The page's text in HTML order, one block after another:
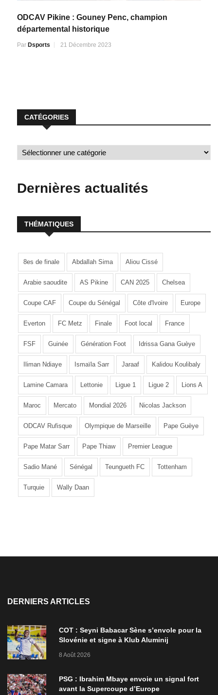
ODCAV Pikine : Gouney Penc, champion
départemental historique
Par Dsports 21 Décembre 2023
CATÉGORIES
Dernières actualités
THÉMATIQUES
8es de finale Abdallah Sima Aliou Cissé
Arabie saoudite AS Pikine CAN 2025 Chelsea
Coupe CAF Coupe du Sénégal Côte d'Ivoire Europe
Everton FC Metz Finale Foot local France
FSF Guinée Génération Foot Idrissa Gana Guèye
Iliman Ndiaye Ismaïla Sarr Jaraaf Kalidou Koulibaly
Lamine Camara Lettonie Ligue 1 Ligue 2 Lions A
Maroc Mercato Mondial 2026 Nicolas Jackson
ODCAV Rufisque Olympique de Marseille Pape Guèye
Pape Matar Sarr Pape Thiaw Premier League
Sadio Mané Sénégal Teungueth FC Tottenham
Turquie Wally Daan
DERNIERS ARTICLES
COT : Seyni Babacar Sène s’envole pour la
Slovénie et signe à Klub Aluminij
8 Août 2026
PSG : Ibrahim Mbaye envoie un signal fort
avant la Supercoupe d’Europe